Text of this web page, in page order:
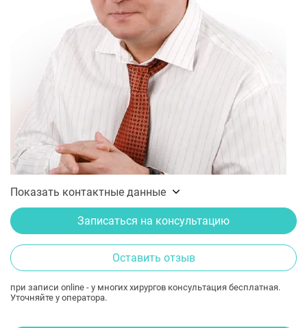
Показать контактные данные
Записаться на консультацию
Оставить отзыв
при записи online - у многих хирургов консультация бесплатная.
Уточняйте у оператора.